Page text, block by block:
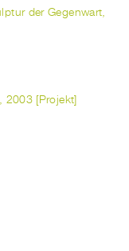
der Gegenwart,
2003 [Projekt]